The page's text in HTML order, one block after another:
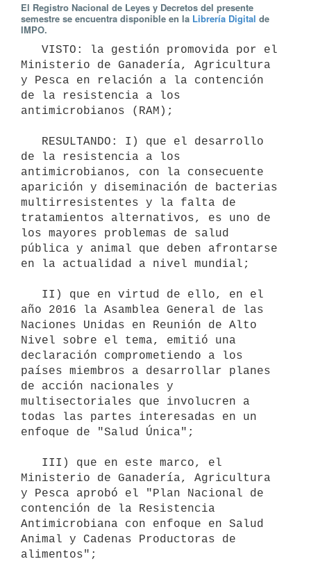
El Registro Nacional de Leyes y Decretos del presente
semestre se encuentra disponible en la Librería Digital de
IMPO.
Ministerio de Ganadería, Agricultura
y Pesca en relación a la contención
de la resistencia a los
antimicrobianos (RAM);
de la resistencia a los
antimicrobianos, con la consecuente
aparición y diseminación de bacterias
multirresistentes y la falta de
tratamientos alternativos, es uno de
los mayores problemas de salud
pública y animal que deben afrontarse
en la actualidad a nivel mundial;
año 2016 la Asamblea General de las
Naciones Unidas en Reunión de Alto
Nivel sobre el tema, emitió una
declaración comprometiendo a los
países miembros a desarrollar planes
de acción nacionales y
multisectoriales que involucren a
todas las partes interesadas en un
enfoque de "Salud Única";
Ministerio de Ganadería, Agricultura
y Pesca aprobó el "Plan Nacional de
contención de la Resistencia
Antimicrobiana con enfoque en Salud
Animal y Cadenas Productoras de
alimentos";